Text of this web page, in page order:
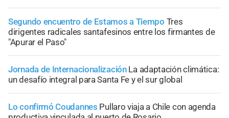
Segundo encuentro de Estamos a Tiempo Tres
dirigentes radicales santafesinos entre los firmantes de
"Apurar el Paso"
Jornada de Internacionalización La adaptación climática:
un desafío integral para Santa Fe y el sur global
Lo confirmó Coudannes Pullaro viaja a Chile con agenda